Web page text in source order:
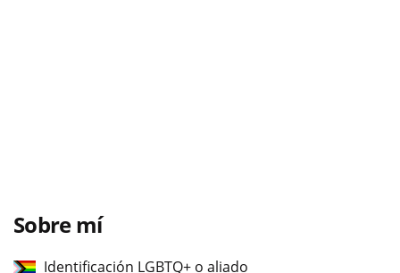
Sobre mí
Identificación LGBTQ+ o aliado